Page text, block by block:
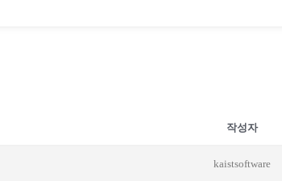
작성자
kaistsoftware